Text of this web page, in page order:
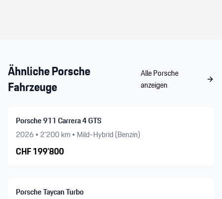
ÄhnlichePorsche
Fahrzeuge
AllePorsche
anzeigen
Porsche 911 Carrera 4 GTS
2026• 2’200km • Mild-Hybrid (Benzin)
CHF199’800
Porsche Taycan Turbo